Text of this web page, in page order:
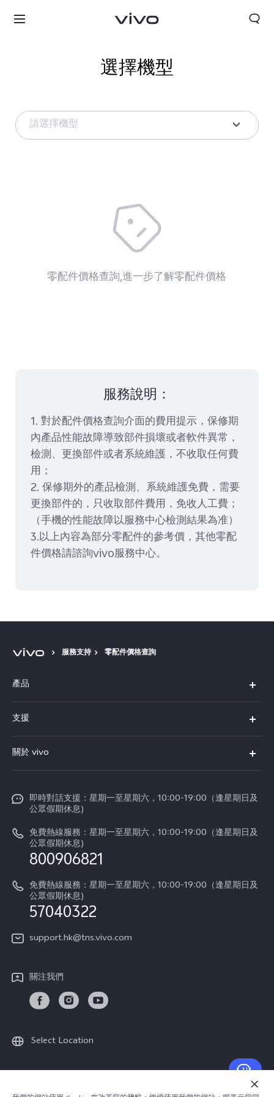
選擇機型
請選擇機型
零配件價格查詢,進一步了解零配件價格
服務說明：
1. 對於配件價格查詢介面的費用提示，保修期
內產品性能故障導致部件損壞或者軟件異常，
檢測、更換部件或者系統維護，不收取任何費
用；
2. 保修期外的產品檢測、系統維護免費，需要
更換部件的，只收取部件費用，免收人工費；
（手機的性能故障以服務中心檢測結果為准）
3.以上內容為部分零配件的參考價，其他零配
件價格請諮詢vivo服務中心。
服務支持 零配件價格查詢
產品
X300
Y21d
V60
支援
服務中心
Funtouch OS
系統升級
零配件價格查詢
IMEI 碼驗證
維修進度
保修條款
客戶服務私隱聲明
關於 vivo
新聞資訊
vivo工作
法律聲明
關於我們
vivo 私隱中心
即時對話支援：星期一至星期六，10:00-19:00（逢星期日及
公眾假期休息)
免費熱線服務：星期一至星期六，10:00-19:00（逢星期日及
公眾假期休息)
800906821
免費熱線服務：星期一至星期六，10:00-19:00（逢星期日及
公眾假期休息)
57040322
support.hk@tns.vivo.com
關注我們
Select Location
© 2026 vivo Mobile Communication Co., Ltd. 保留一切權利.